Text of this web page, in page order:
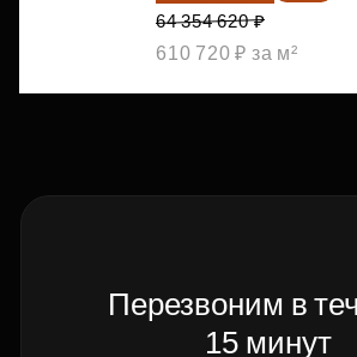
64 354 620 ₽
610 720 ₽ за м²
Перезвоним в
15 минут